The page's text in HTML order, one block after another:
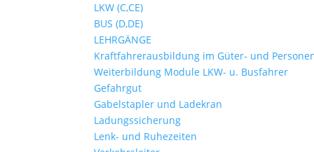
LKW (C,CE)
BUS (D,DE)
LEHRGÄNGE
Kraftfahrerausbildung im Güter- und
Weiterbildung Module LKW- u. Busfahrer
Gefahrgut
Gabelstapler und Ladekran
Ladungssicherung
Lenk- und Ruhezeiten